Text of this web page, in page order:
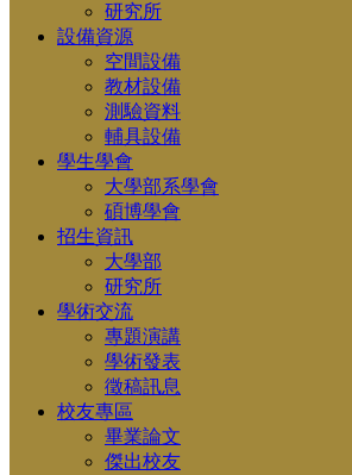
研究所
設備資源
空間設備
教材設備
測驗資料
輔具設備
學生學會
大學部系學會
碩博學會
招生資訊
大學部
研究所
學術交流
專題演講
學術發表
徵稿訊息
校友專區
畢業論文
傑出校友